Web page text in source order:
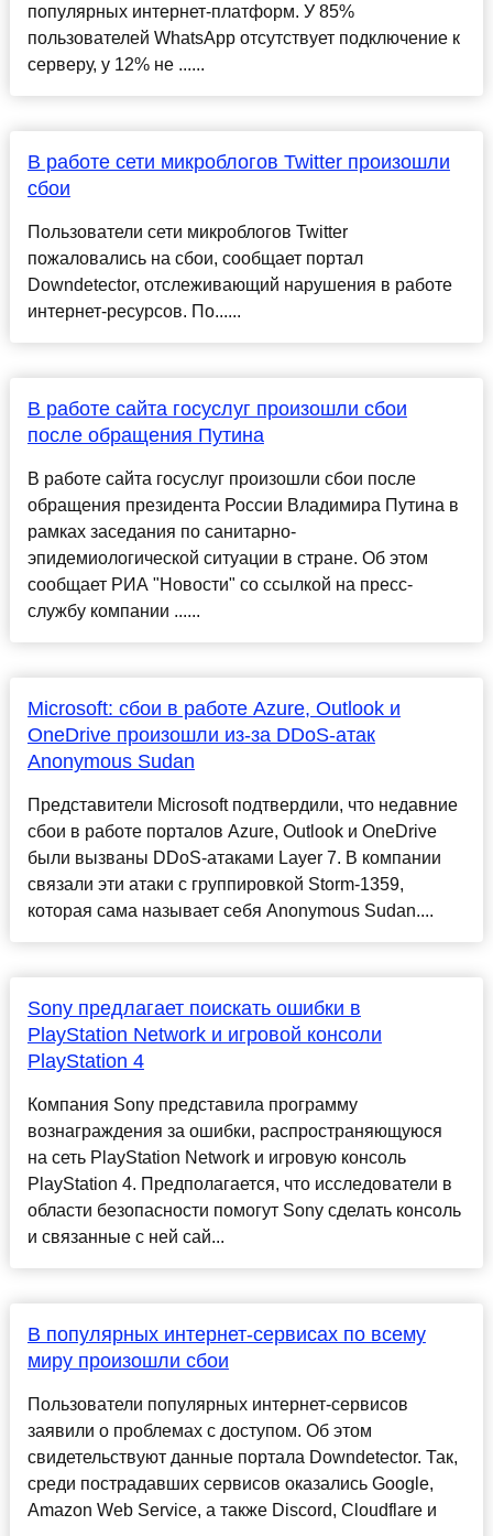
популярных интернет-платформ. У 85%
пользователей WhatsApp отсутствует подключение к
серверу, у 12% не ......
В работе сети микроблогов Twitter произошли
сбои
Пользователи сети микроблогов Twitter
пожаловались на сбои, сообщает портал
Downdetector, отслеживающий нарушения в работе
интернет-ресурсов. По......
В работе сайта госуслуг произошли сбои
после обращения Путина
В работе сайта госуслуг произошли сбои после
обращения президента России Владимира Путина в
рамках заседания по санитарно-
эпидемиологической ситуации в стране. Об этом
сообщает РИА "Новости" со ссылкой на пресс-
службу компании ......
Microsoft: сбои в работе Azure, Outlook и
OneDrive произошли из-за DDoS-атак
Anonymous Sudan
Представители Microsoft подтвердили, что недавние
сбои в работе порталов Azure, Outlook и OneDrive
были вызваны DDoS-атаками Layer 7. В компании
связали эти атаки с группировкой Storm-1359,
которая сама называет себя Anonymous Sudan....
Sony предлагает поискать ошибки в
PlayStation Network и игровой консоли
PlayStation 4
Компания Sony представила программу
вознаграждения за ошибки, распространяющуюся
на сеть PlayStation Network и игровую консоль
PlayStation 4. Предполагается, что исследователи в
области безопасности помогут Sonу сделать консоль
и связанные с ней сай...
В популярных интернет-сервисах по всему
миру произошли сбои
Пользователи популярных интернет-сервисов
заявили о проблемах с доступом. Об этом
свидетельствуют данные портала Downdetector. Так,
среди пострадавших сервисов оказались Google,
Amazon Web Service, а также Discord, Cloudflare и